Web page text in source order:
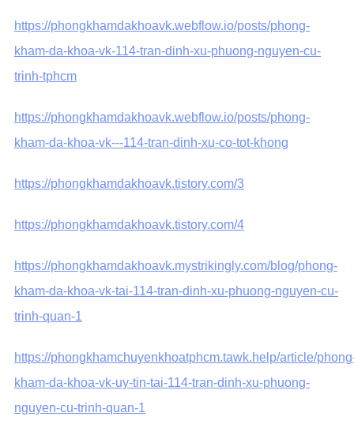
https://phongkhamdakhoavk.webflow.io/posts/phong-
kham-da-khoa-vk-114-tran-dinh-xu-phuong-nguyen-cu-
trinh-tphcm
https://phongkhamdakhoavk.webflow.io/posts/phong-
kham-da-khoa-vk---114-tran-dinh-xu-co-tot-khong
https://phongkhamdakhoavk.tistory.com/3
https://phongkhamdakhoavk.tistory.com/4
https://phongkhamdakhoavk.mystrikingly.com/blog/phong-
kham-da-khoa-vk-tai-114-tran-dinh-xu-phuong-nguyen-cu-
trinh-quan-1
https://phongkhamchuyenkhoatphcm.tawk.help/article/
kham-da-khoa-vk-uy-tin-tai-114-tran-dinh-xu-phuong-
nguyen-cu-trinh-quan-1